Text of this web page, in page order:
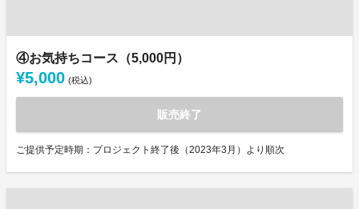
④お気持ちコース（5,000円）
¥5,000 (税込)
販売終了
ご提供予定時期：プロジェクト終了後（2023年3月）より順次